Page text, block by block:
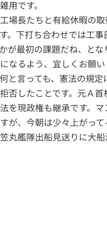
用です。
場長たちと有給休暇の
。下打ち合わせでは工
が最初の課題だね、とな
なるよう、宜しくお願い
と言っても、憲法の規
否したことです。元Ａ
を現政権も継承です。
が、今朝は少々上がって
丸艦隊出船見送りに大船